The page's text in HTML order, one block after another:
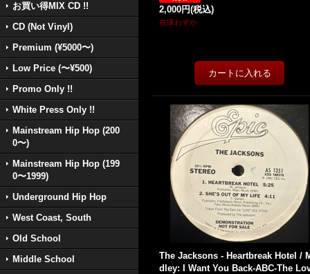
お買い得MIX CD !!
CD (Not Vinyl)
Premium (¥5000〜)
Low Price (〜¥500)
Promo Only !!
White Press Only !!
Mainstream Hip Hop (200
0〜)
Mainstream Hip Hop (199
0〜1999)
Underground Hip Hop
West Coast, South
Old School
Middle School
2,000円(税込)
在庫わずか
The Jacksons - Heartbreak Hotel /
dley: I Want You Back-ABC-The